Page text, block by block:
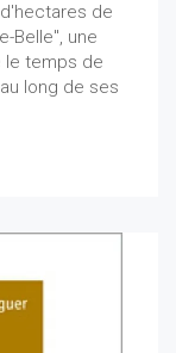
de
Belle", une
le temps de
long de ses